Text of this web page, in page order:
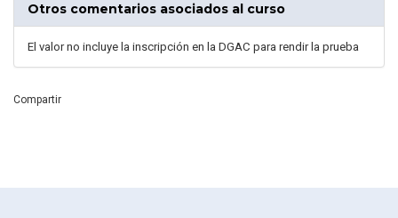
Otros comentarios asociados al curso
El valor no incluye la inscripción en la DGAC para rendir la prueba
Compartir